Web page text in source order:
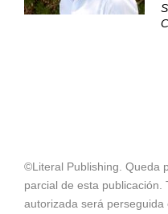
©Literal Publishing. Queda
parcial de esta publicación.
autorizada será